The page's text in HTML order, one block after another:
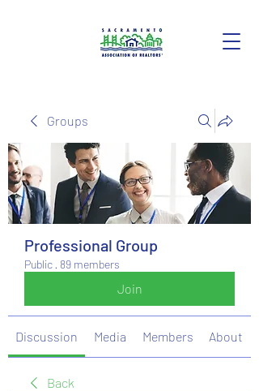
Groups
Professional Group
Public · 89 members
Join
Discussion Media Members About
Back